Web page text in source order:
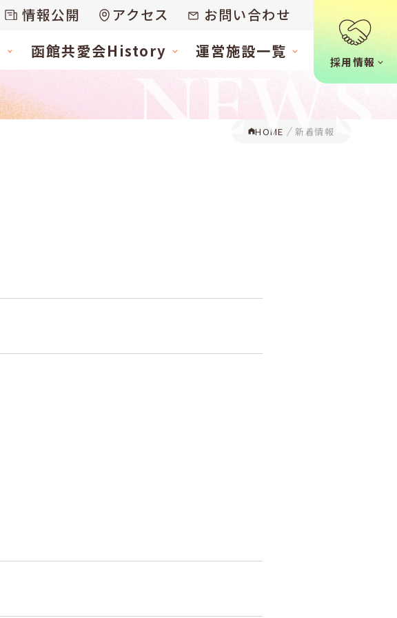
情報公開 アクセス
お問い合わせ
函館共愛会History 運営施設一覧
採用情報
NEWS
HOME 新着情報